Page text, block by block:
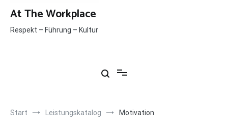
At The Workplace
Respekt – Führung – Kultur
Start Leistungskatalog Motivation